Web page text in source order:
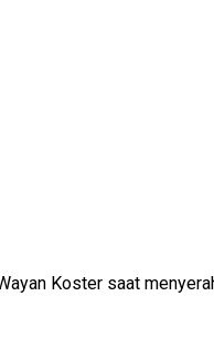
Koster saat